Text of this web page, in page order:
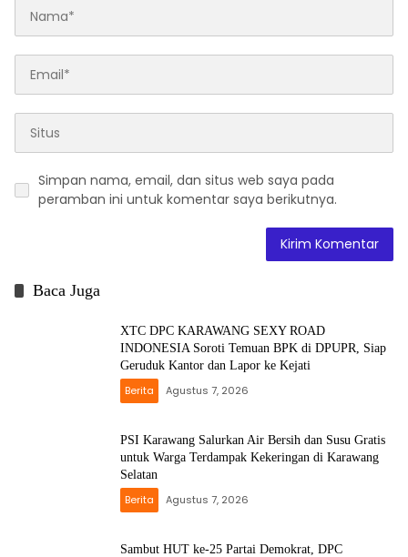
Simpan nama, email, dan situs web saya pada
peramban ini untuk komentar saya berikutnya.
Baca Juga
XTC DPC KARAWANG SEXY ROAD
INDONESIA Soroti Temuan BPK di DPUPR, Siap
Geruduk Kantor dan Lapor ke Kejati
Berita Agustus 7, 2026
PSI Karawang Salurkan Air Bersih dan Susu Gratis
untuk Warga Terdampak Kekeringan di Karawang
Selatan
Berita Agustus 7, 2026
Sambut HUT ke-25 Partai Demokrat, DPC